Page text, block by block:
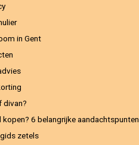
in Gent
divan?
kopen? 6 belangrijke aandachtspunten
zetels